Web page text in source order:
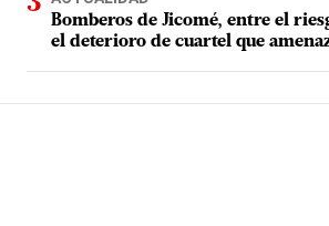
Bomberos de Jicomé, entre el
el deterioro de cuartel que